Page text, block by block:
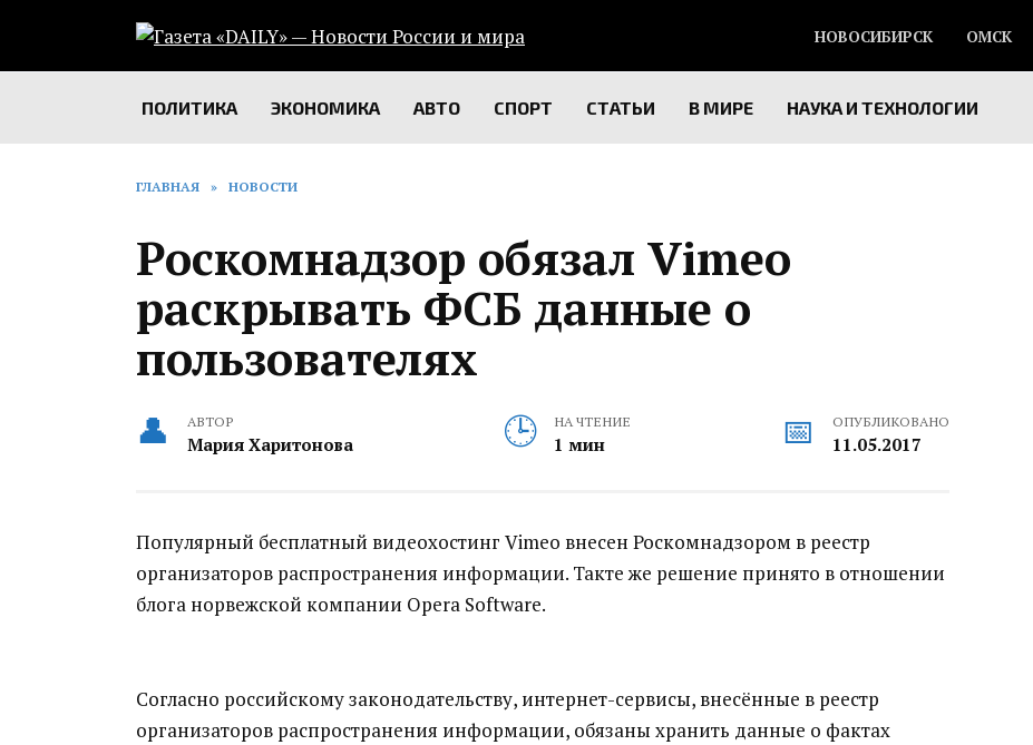
содержанию
НОВОСИБИРСК ОМСК
ПОЛИТИКА ЭКОНОМИКА АВТО СПОРТ СТАТЬИ В МИРЕ НАУКА И ТЕХНОЛОГИИ
ГЛАВНАЯ » НОВОСТИ
Роскомнадзор обязал Vimeo
раскрывать ФСБ данные о
пользователях
АВТОР
Мария Харитонова
НА ЧТЕНИЕ
1 мин
ОПУБЛИКОВАНО
11.05.2017
Популярный бесплатный видеохостинг Vimeo внесен Роскомнадзором в реестр
организаторов распространения информации. Такте же решение принято в отношении
блога норвежской компании Opera Software.
Согласно российскому законодательству, интернет-сервисы, внесённые в реестр
организаторов распространения информации, обязаны хранить данные о фактах